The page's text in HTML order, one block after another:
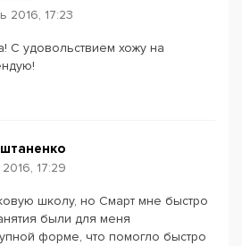
2016, 17:23
C удовольствием хожу на
17:29
школу, но Смарт мне быстро
были для меня
форме, что помогло быстро